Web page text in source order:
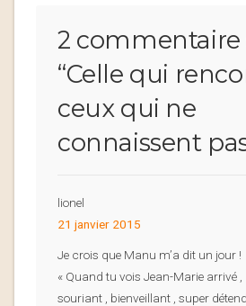
2 commentaire
“Celle qui
ceux qui ne
connaissent
lionel
21 janvier 2015
Je crois que Manu m’a dit un jour !
« Quand tu vois Jean-Marie arrivé ,
souriant , bienveillant , super